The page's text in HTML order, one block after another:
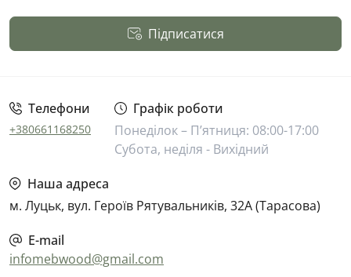
Підписатися
Публічна оферта
Телефони
+380661168250
Графік роботи
Понеділок – П’ятниця: 08:00-17:00
Субота, неділя - Вихідний
Наша адреса
м. Луцьк, вул. Героїв Рятувальників, 32А (Тарасова)
E-mail
infomebwood@gmail.com